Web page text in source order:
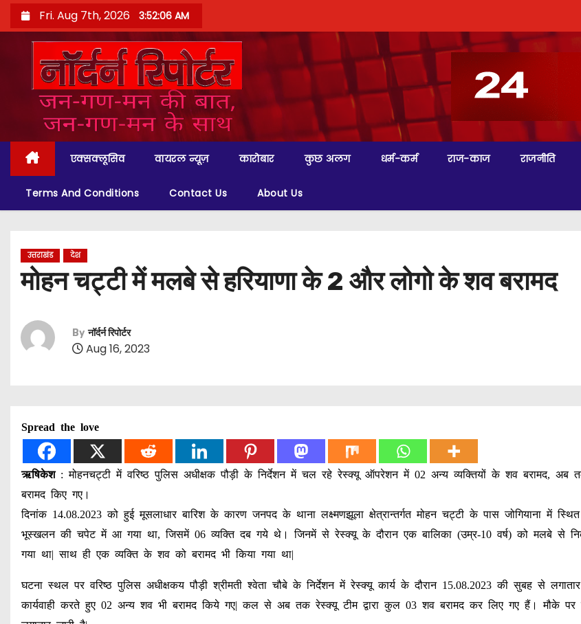
k
o
Fri. Aug 7th, 2026 3:52:07 AM
एक्सक्लूसिव वायरल न्यूज़ कारोबार कुछ अलग धर्म-कर्म राज-काज राजनीति
Terms And Conditions Contact Us About Us
उत्तराखंड देश
मोहन चट्टी में मलबे से हरियाणा के 2 और लोगो के शव बरामद
By नॉर्दर्न रिपोर्टर
Aug 16, 2023
Spread the love
ऋषिकेश: मोहनचट्टी में वरिष्ठ पुलिस अधीक्षक पौड़ी के निर्देशन में चल रहे रेस्क्यू ऑपरेशन में 02 अन्य व्यक्तियों के शव बरामद,
बरामद किए गए।
दिनांक 14.08.2023 को हुई मूसलाधार बारिश के कारण जनपद के थाना लक्ष्मणझूला क्षेत्रान्तर्गत मोहन चट्टी के पास जोगियाना में
भूस्खलन की चपेट में आ गया था, जिसमें 06 व्यक्ति दब गये थे। जिनमें से रेस्क्यू के दौरान एक बालिका (उम्र-10 वर्ष) को मलबे से
गया था| साथ ही एक व्यक्ति के शव को बरामद भी किया गया था|
घटना स्थल पर वरिष्ठ पुलिस अधीक्षकय पौड़ी श्रीमती श्वेता चौबे के निर्देशन में रेस्क्यू कार्य के दौरान 15.08.2023 की सुबह से लगातार
कार्यवाही करते हुए 02 अन्य शव भी बरामद किये गए| कल से अब तक रेस्क्यू टीम द्वारा कुल 03 शव बरामद कर लिए गए हैं। मौके पर